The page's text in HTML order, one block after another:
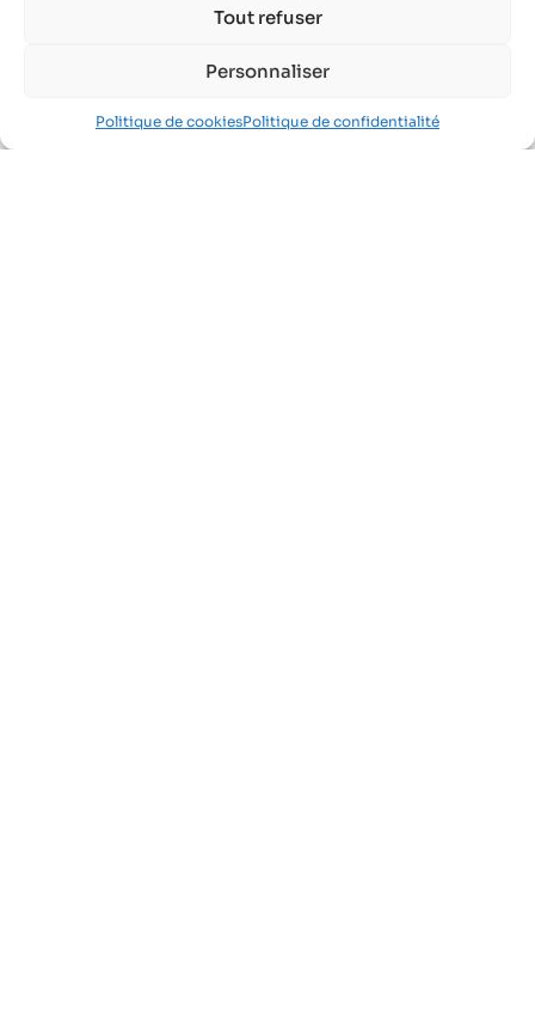
Tout refuser
Personnaliser
Politique de cookiesPolitique de confidentialité